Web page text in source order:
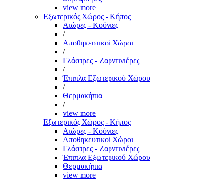
view more
Εξωτερικός Χώρος - Κήπος
Αιώρες - Κούνιες
/
Αποθηκευτικοί Χώροι
/
Γλάστρες - Ζαρντινιέρες
/
Έπιπλα Εξωτερικού Χώρου
/
Θερμοκήπια
/
view more
Εξωτερικός Χώρος - Κήπος
Αιώρες - Κούνιες
Αποθηκευτικοί Χώροι
Γλάστρες - Ζαρντινιέρες
Έπιπλα Εξωτερικού Χώρου
Θερμοκήπια
view more